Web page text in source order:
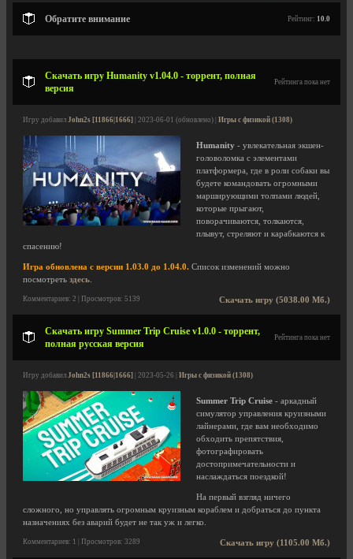
Обратите внимание Рейтинг: 10.0
Скачать игру Humanity v1.04.0 - торрент, полная
версия
Рейтинга пока нет
Игру добавил John2s [11866|1666] | 2023-06-01 (обновлено) | Игры с физикой (1308)
Humanity - увлекательная экшен-
головоломка с элементами
платформера, где в роли собаки вы
будете командовать огромными
марширующими толпами людей,
которые прыгают,
поворачиваются, толкаются,
плывут, стреляют и карабкаются к
спасению!
Игра обновлена с версии 1.03.0 до 1.04.0. Список изменений можно
посмотреть здесь
Скачать игру (5038.00 Мб.)
Комментариев: 2 | Просмотров: 5139
Скачать игру Summer Trip Cruise v1.0.0 - торрент,
полная русская версия
Рейтинга пока нет
Игру добавил John2s [11866|1666] | 2023-05-26 | Игры с физикой (1308)
Summer Trip Cruise - аркадный
симулятор управления круизными
лайнерами, где вам необходимо
обходить препятствия,
фотографировать
достопримечательности и
наслаждаться поездкой!
На первый взгляд ничего
сложного, но управлять огромным круизным кораблем и добраться до пункта
назначениях без аварий будет не так уж и легко.
Скачать игру (1105.00 Мб.)
Комментариев: 1 | Просмотров: 3289